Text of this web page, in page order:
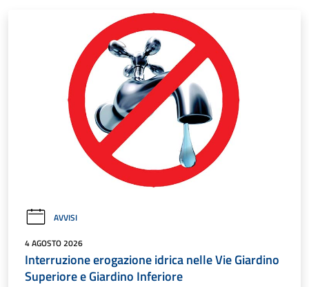
AVVISI
4 AGOSTO 2026
Interruzione erogazione idrica nelle Vie Giardino
Superiore e Giardino Inferiore